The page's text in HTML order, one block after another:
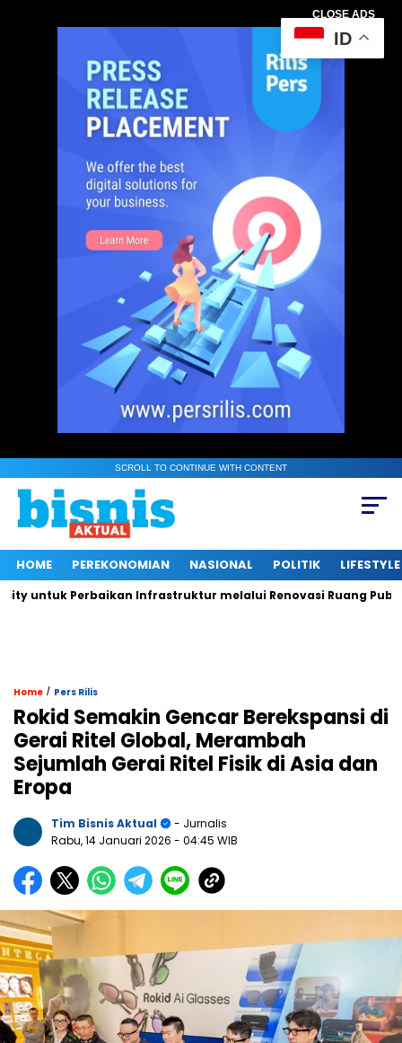
CLOSE ADS
SCROLL TO CONTINUE WITH CONTENT
HOME PEREKONOMIAN NASIONAL POLITIK LIFESTYLE
Perbaikan Infrastruktur melalui Renovasi Ruang Publik
Home / Pers Rilis
Rokid Semakin Gencar Berekspansi di
Gerai Ritel Global, Merambah
Sejumlah Gerai Ritel Fisik di Asia dan
Eropa
Tim Bisnis Aktual
- Jurnalis
Rabu, 14 Januari 2026 - 04:45 WIB
ID